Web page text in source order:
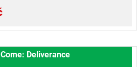
Deliverance